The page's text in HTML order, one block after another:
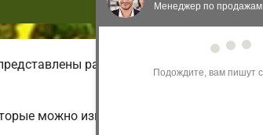
разнообразные виды
можно изменить на свой вкус.
Менеджер по продажам
Здравствуйте! Я могу
акциям и проектам.